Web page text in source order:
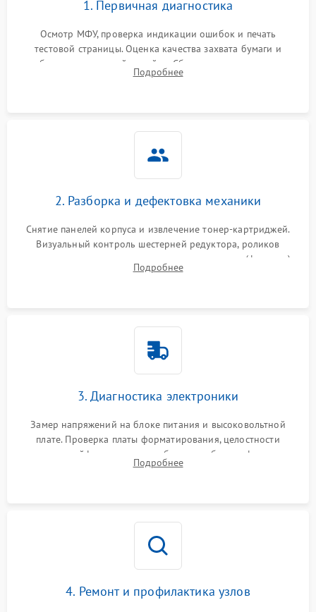
1. Первичная диагностика
Осмотр МФУ, проверка индикации ошибок и печать
тестовой страницы. Оценка качества захвата бумаги и
работы сканирующей линейки. Сбор данных о замятиях,
дефектах изображения или посторонних шумах при работе.
Подробнее
2. Разборка и дефектовка механики
Снятие панелей корпуса и извлечение тонер-картриджей.
Визуальный контроль шестерней редуктора, роликов
захвата, термопленки и прижимного вала в печи (фьюзере).
Проверка оптики сканера на загрязнения.
Подробнее
3. Диагностика электроники
Замер напряжений на блоке питания и высоковольтной
плате. Проверка платы форматирования, целостности
плоских шлейфов сканера и работоспособности флажков и
оптопар (датчиков прохождения бумаги).
Подробнее
4. Ремонт и профилактика узлов